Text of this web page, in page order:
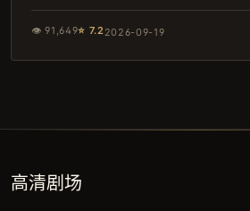
👁91,649⭐ 7.22026-09-19
高清剧场